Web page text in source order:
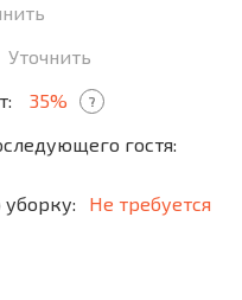
Уточнить
35% ?
гостя:
Не требуется